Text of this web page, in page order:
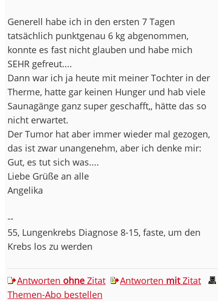
Generell habe ich in den ersten 7 Tagen
tatsächlich punktgenau 6 kg abgenommen,
konnte es fast nicht glauben und habe mich
SEHR gefreut....
Dann war ich ja heute mit meiner Tochter in der
Therme, hatte gar keinen Hunger und hab viele
Saunagänge ganz super geschafft,, hätte das so
nicht erwartet.
Der Tumor hat aber immer wieder mal gezogen,
das ist zwar unangenehm, aber ich denke mir:
Gut, es tut sich was....
Liebe Grüße an alle
Angelika
--
55, Lungenkrebs Diagnose 8-15, faste, um den
Krebs los zu werden
Antworten ohne Zitat Antworten mitZitat
Themen-Abo bestellen